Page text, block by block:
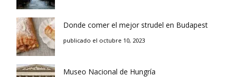
Donde comer el mejor strudel en Budapest
publicado el octubre 10, 2023
Museo Nacional de Hungría